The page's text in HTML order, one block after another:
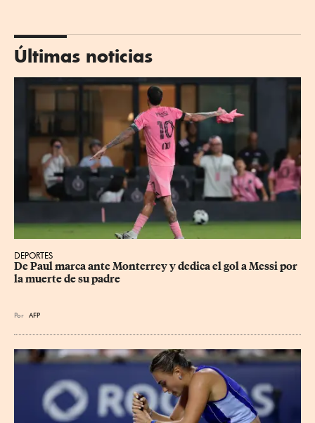
Últimas noticias
DEPORTES
De Paul marca ante Monterrey y dedica el gol a Messi por
la muerte de su padre
Por AFP